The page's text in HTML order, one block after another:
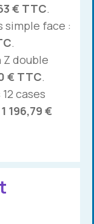
€ TTC.
simple face :
.
double
€ TTC.
cases
196,79 €